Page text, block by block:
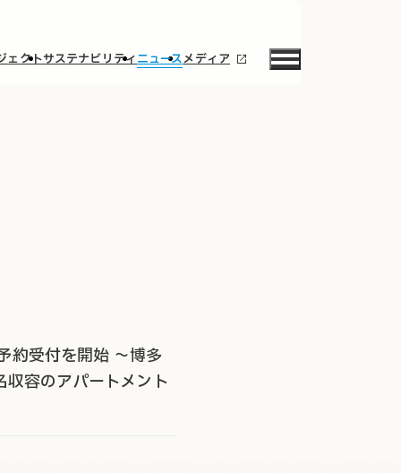
ェクトサステナビリティニュースメディア
受付を開始 ～博多
容のアパートメント